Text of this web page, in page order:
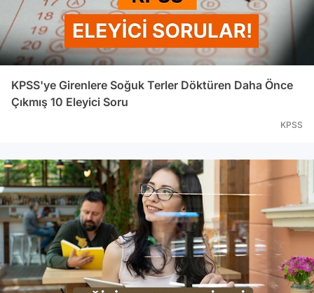
KPSS'ye Girenlere Soğuk Terler Döktüren Daha Önce
Çıkmış 10 Eleyici Soru
KPSS